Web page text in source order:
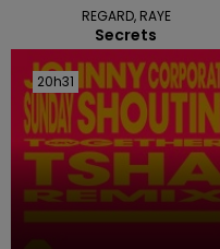
REGARD, RAYE
Secrets
20h31
20h31